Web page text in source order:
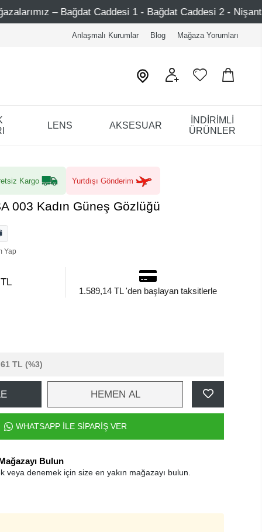
Caddesi 1 - Bağdat Caddesi 2 - Nişantaşı – Etiler –
Anlaşmalı Kurumlar Blog Mağaza Yorumları
LENS AKSESUAR
İNDİRİMLİ
ÜRÜNLER
Kargo Yurtdışı Gönderim
003 Kadın Güneş Gözlüğü
Yap
1.589,14 TL 'den başlayan taksitlerle
TL (%3)
HEMEN AL
WHATSAPP İLE SİPARİŞ VER
Bulun
veya denemek için size en yakın mağazayı bulun.